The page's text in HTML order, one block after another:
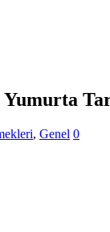
Yumurta
, Genel 0